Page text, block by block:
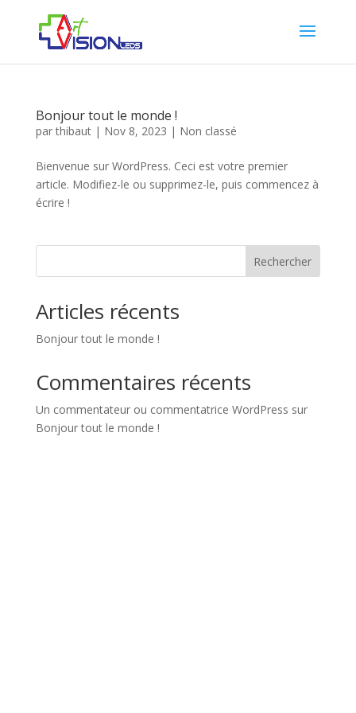
Bonjour tout le monde !
parthibaut| Nov 8, 2023 | Non classé
Bienvenue sur WordPress. Ceci est votre premier
article. Modifiez-le ou supprimez-le, puis commencez à
écrire !
Rechercher
Articles récents
Bonjour tout le monde !
Commentaires récents
Un commentateur ou commentatrice WordPress sur
Bonjour tout le monde !